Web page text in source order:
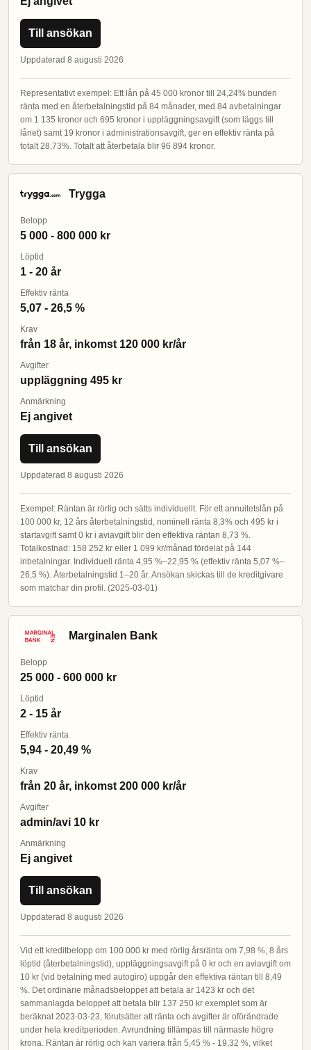
Till ansökan
Uppdaterad 8 augusti 2026
Representativt exempel: Ett lån på 45 000 kronor till 24,24% bunden
ränta med en återbetalningstid på 84 månader, med 84 avbetalningar
om 1 135 kronor och 695 kronor i uppläggningsavgift (som läggs till
lånet) samt 19 kronor i administrationsavgift, ger en effektiv ränta på
totalt 28,73%. Totalt att återbetala blir 96 894 kronor.
Trygga
Belopp
5 000 - 800 000 kr
Löptid
1 - 20 år
Effektiv ränta
5,07 - 26,5 %
Krav
från 18 år, inkomst 120 000 kr/år
Avgifter
uppläggning 495 kr
Anmärkning
Ej angivet
Till ansökan
Uppdaterad 8 augusti 2026
Exempel: Räntan är rörlig och sätts individuellt. För ett annuitetslån på
100 000 kr, 12 års återbetalningstid, nominell ränta 8,3% och 495 kr i
startavgift samt 0 kr i aviavgift blir den effektiva räntan 8,73 %.
Totalkostnad: 158 252 kr eller 1 099 kr/månad fördelat på 144
inbetalningar. Individuell ränta 4,95 %–22,95 % (effektiv ränta 5,07 %–
26,5 %). Återbetalningstid 1–20 år. Ansökan skickas till de kreditgivare
som matchar din profil. (2025-03-01)
Marginalen Bank
Belopp
25 000 - 600 000 kr
Löptid
2 - 15 år
Effektiv ränta
5,94 - 20,49 %
Krav
från 20 år, inkomst 200 000 kr/år
Avgifter
admin/avi 10 kr
Anmärkning
Ej angivet
Till ansökan
Uppdaterad 8 augusti 2026
Vid ett kreditbelopp om 100 000 kr med rörlig årsränta om 7,98 %, 8 års
löptid (återbetalningstid), uppläggningsavgift på 0 kr och en aviavgift om
10 kr (vid betalning med autogiro) uppgår den effektiva räntan till 8,49
%. Det ordinarie månadsbeloppet att betala är 1423 kr och det
sammanlagda beloppet att betala blir 137 250 kr exemplet som är
beräknat 2023-03-23, förutsätter att ränta och avgifter är oförändrade
under hela kreditperioden. Avrundning tillämpas till närmaste högre
krona. Räntan är rörlig och kan variera från 5,45 % - 19,32 %, vilket